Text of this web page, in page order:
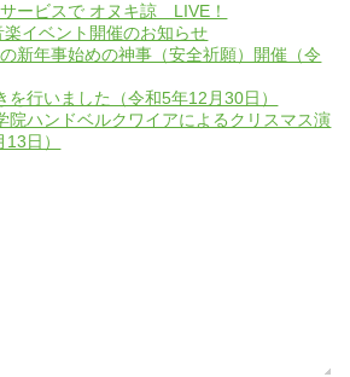
ービスで オヌキ諒 LIVE！
楽イベント開催のお知らせ
新年事始めの神事（安全祈願）開催（令
を行いました（令和5年12月30日）
院ハンドベルクワイアによるクリスマス演
日）